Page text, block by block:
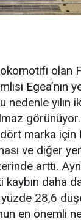
olan
Egea’nın
yılın
marka için
ve diğer
arttı.
daha
28,6
en önemli